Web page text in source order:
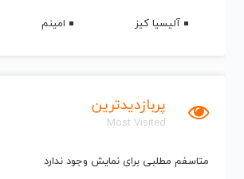
آلیسیا کیز
امینم
پربازدیدترین
Most Visited
متاسفم مطلبی برای نمایش وجود ندارد